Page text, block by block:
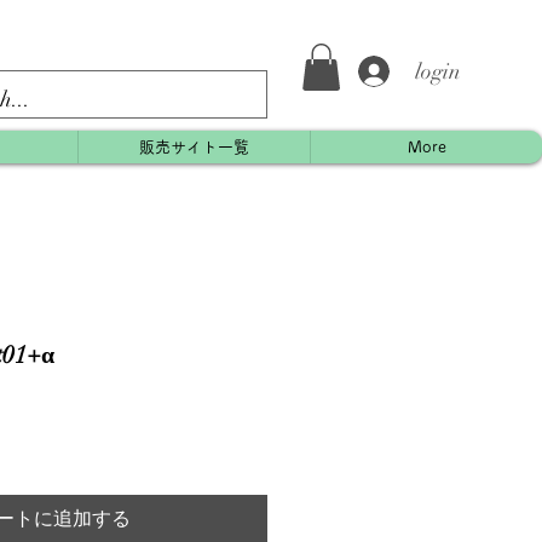
login
販売サイト一覧 More
トに追加する